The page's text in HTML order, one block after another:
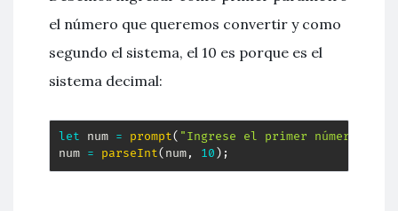
el número que queremos convertir y como
segundo el sistema, el 10 es porque es el
sistema decimal:
let num = prompt( "Ingrese el primer número"
num = parseInt( num, 10 ) ;